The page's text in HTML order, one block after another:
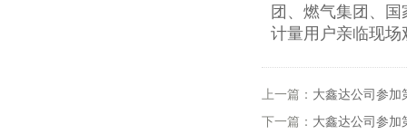
团、燃气集团、
计量用户亲临现
上一篇： 大鑫达公司参加
下一篇： 大鑫达公司参加